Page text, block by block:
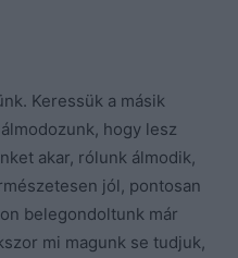
Keressük a másik
hogy lesz
akar, rólunk álmodik,
jól, pontosan
belegondoltunk már
mi magunk se tudjuk,